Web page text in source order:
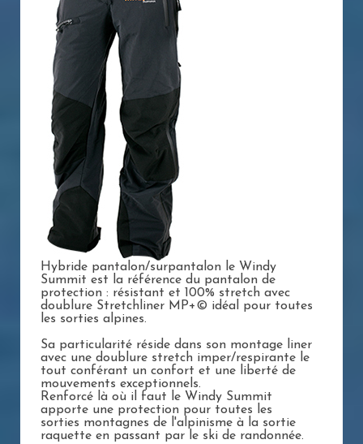
Hybride pantalon/surpantalon le Windy
Summit est la référence du pantalon de
protection : résistant et 100% stretch avec
doublure Stretchliner MP+© idéal pour toutes
les sorties alpines.
Sa particularité réside dans son montage liner
avec une doublure stretch imper/respirante le
tout conférant un confort et une liberté de
mouvements exceptionnels.
Renforcé là où il faut le Windy Summit
apporte une protection pour toutes les
sorties montagnes de l'alpinisme à la sortie
raquette en passant par le ski de randonnée.